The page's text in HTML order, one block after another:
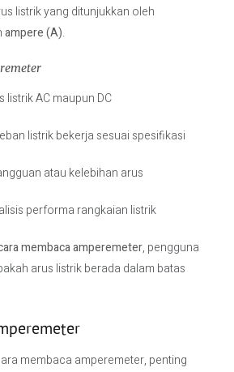
listrik yang ditunjukkan oleh
ampere (A).
listrik AC maupun DC
listrik bekerja sesuai spesifikasi
atau kelebihan arus
performa rangkaian listrik
membaca amperemeter, pengguna
arus listrik berada dalam batas
membaca amperemeter, penting